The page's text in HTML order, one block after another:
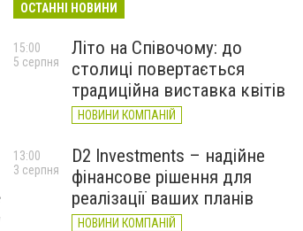
ОСТАННІ НОВИНИ
Літо на Співочому: до
столиці повертається
традиційна виставка квітів
НОВИНИ КОМПАНІЙ
15:00
5 серпня
D2 Investments – надійне
фінансове рішення для
реалізації ваших планів
НОВИНИ КОМПАНІЙ
13:00
3 серпня